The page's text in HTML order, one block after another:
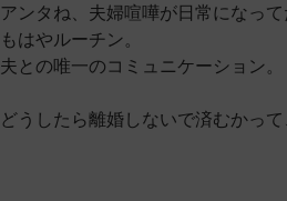
アンタね、夫婦喧嘩が日常になって
もはやルーチン。
夫との唯一のコミュニケーション。
どうしたら離婚しないで済むかっ